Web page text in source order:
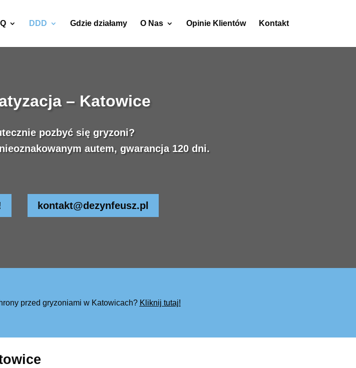
DDD Gdzie działamy O Nas Opinie Klientów Kontakt
– Katowice
pozbyć się gryzoni?
autem, gwarancja 120 dni.
kontakt@dezynfeusz.pl
przed gryzoniami w Katowicach? Kliknij tutaj!